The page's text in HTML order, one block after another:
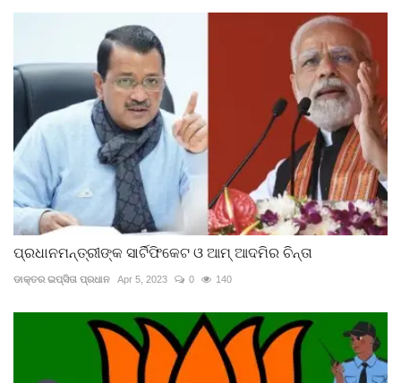
ପ୍ରଧାନମନ୍ତ୍ରୀଙ୍କ ସାର୍ଟିଫିକେଟ ଓ ଆମ୍ ଆଦମିର ଚିନ୍ତା
ଡାକ୍ତର ଇପ୍‌ସିତା ପ୍ରଧାନ Apr 5, 2023 0 140